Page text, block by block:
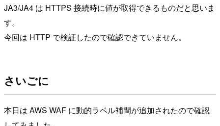
JA3/JA4 は HTTPS 接続時に値が取得できるものだと思いま
す。
今回は HTTP で検証したので確認できていません。
さいごに
本日は AWS WAF に動的ラベル補間が追加されたので確認